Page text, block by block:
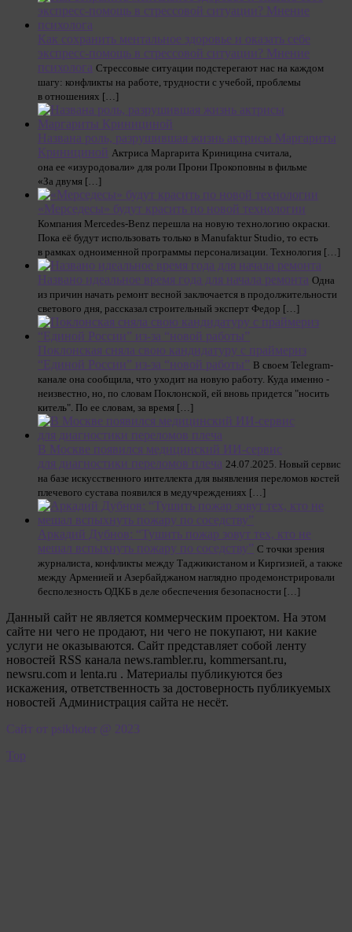
Как сохранить ментальное здоровье и оказать себе
экспресс-помощь в стрессовой ситуации? Мнение
психолога Стрессовые ситуации подстерегают нас на каждом
шагу: конфликты на работе, трудности с учебой, проблемы
в отношениях […]
Названа роль, разрушившая жизнь актрисы Маргариты
Кринициной Актриса Маргарита Криницина считала,
она ее «изуродовали» для роли Прони Прокоповны в фильме
«За двумя […]
«Мерседесы» будут красить по новой технологии
Компания Mercedes-Benz перешла на новую технологию окраски.
Пока её будут использовать только в Manufaktur Studio, то есть
в рамках одноименной программы персонализации. Технология […]
Названо идеальное время года для начала ремонта Одна
из причин начать ремонт весной заключается в продолжительности
светового дня, рассказал строительный эксперт Федор […]
Поклонская сняла свою кандидатуру с праймериз
“Единой России” из-за “новой работы” В своем Telegram-
канале она сообщила, что уходит на новую работу. Куда именно -
неизвестно, но, по словам Поклонской, ей вновь придется "носить
китель". По ее словам, за время […]
В Москве появился медицинский ИИ-сервис
для диагностики переломов плеча 24.07.2025. Новый сервис
на базе искусственного интеллекта для выявления переломов костей
плечевого сустава появился в медучреждениях […]
Аркадий Дубнов: “Тушить пожар зовут тех, кто не
мешал вспыхнуть пожару по соседству” С точки зрения
журналиста, конфликты между Таджикистаном и Киргизией, а также
между Арменией и Азербайджаном наглядно продемонстрировали
бесполезность ОДКБ в деле обеспечения безопасности […]
Данный сайт не является коммерческим проектом. На этом
сайте ни чего не продают, ни чего не покупают, ни какие
услуги не оказываются. Сайт представляет собой ленту
новостей RSS канала news.rambler.ru, kommersant.ru,
newsru.com и lenta.ru . Материалы публикуются без
искажения, ответственность за достоверность публикуемых
новостей Администрация сайта не несёт.
Сайт от psikhoter @ 2023
Top